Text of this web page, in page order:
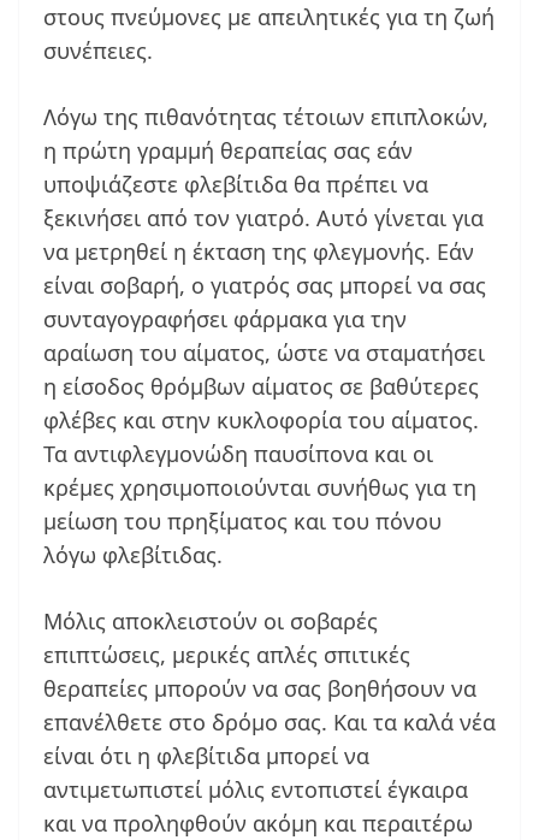
στους πνεύμονες με απειλητικές για τη ζωή
συνέπειες.
Λόγω της πιθανότητας τέτοιων επιπλοκών,
η πρώτη γραμμή θεραπείας σας εάν
υποψιάζεστε φλεβίτιδα θα πρέπει να
ξεκινήσει από τον γιατρό. Αυτό γίνεται για
να μετρηθεί η έκταση της φλεγμονής. Εάν
είναι σοβαρή, ο γιατρός σας μπορεί να σας
συνταγογραφήσει φάρμακα για την
αραίωση του αίματος, ώστε να σταματήσει
η είσοδος θρόμβων αίματος σε βαθύτερες
φλέβες και στην κυκλοφορία του αίματος.
Τα αντιφλεγμονώδη παυσίπονα και οι
κρέμες χρησιμοποιούνται συνήθως για τη
μείωση του πρηξίματος και του πόνου
λόγω φλεβίτιδας.
Μόλις αποκλειστούν οι σοβαρές
επιπτώσεις, μερικές απλές σπιτικές
θεραπείες μπορούν να σας βοηθήσουν να
επανέλθετε στο δρόμο σας. Και τα καλά νέα
είναι ότι η φλεβίτιδα μπορεί να
αντιμετωπιστεί μόλις εντοπιστεί έγκαιρα
και να προληφθούν ακόμη και περαιτέρω